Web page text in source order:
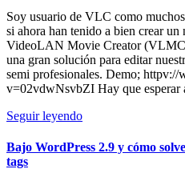
Soy usuario de VLC como
si ahora han tenido a bien crear
VideoLAN Movie Creator
una gran solución para editar
semi profesionales. Demo;
v=02vdwNsvbZI Hay que
Seguir leyendo
Bajo WordPress 2.9 y cómo
tags